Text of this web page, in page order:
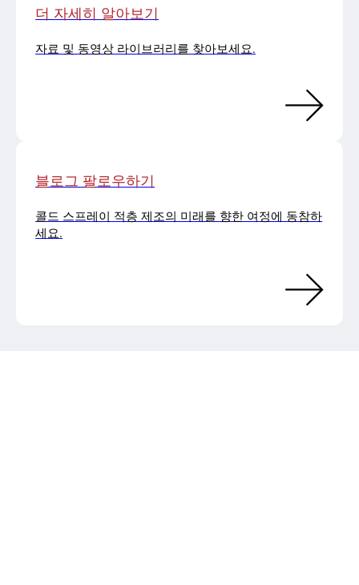
더 자세히 알아보기
자료 및 동영상 라이브러리를 찾아보세요.
블로그 팔로우하기
콜드 스프레이 적층 제조의 미래를 향한 여정에 동참하
세요.